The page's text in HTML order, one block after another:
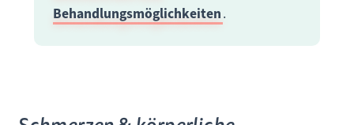
Behandlungsmöglichkeiten.